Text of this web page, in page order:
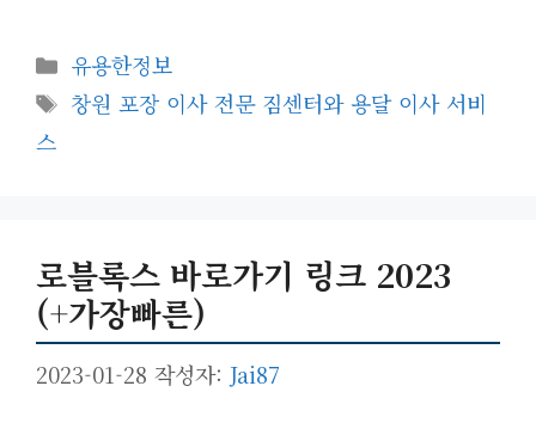
카
테
고
유용한정보
태
창원 포장 이사 전문 짐센터와 용달 이사 서비
스
로블록스 바로가기 링크 2023
(+가장빠른)
2023-01-28 작성자: Jai87